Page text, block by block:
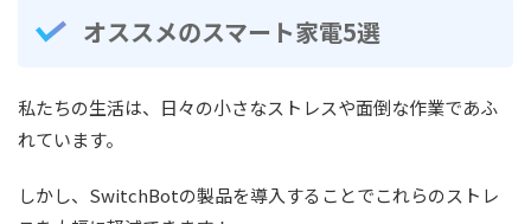
オススメのスマート家電5選
私たちの生活は、日々の小さなストレスや面倒な作業であふ
れています。
しかし、SwitchBotの製品を導入することでこれらのストレ